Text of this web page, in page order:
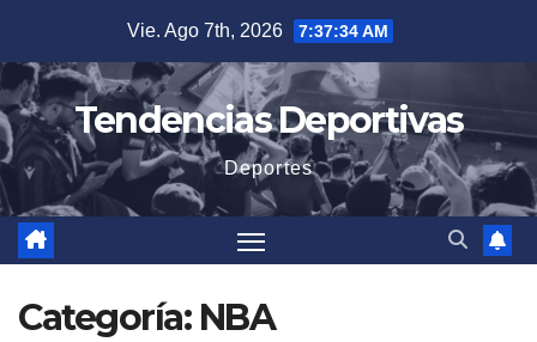
contenido
Vie. Ago 7th, 2026 7:37:36 AM
Tendencias Deportivas
Deportes
Categoría: NBA